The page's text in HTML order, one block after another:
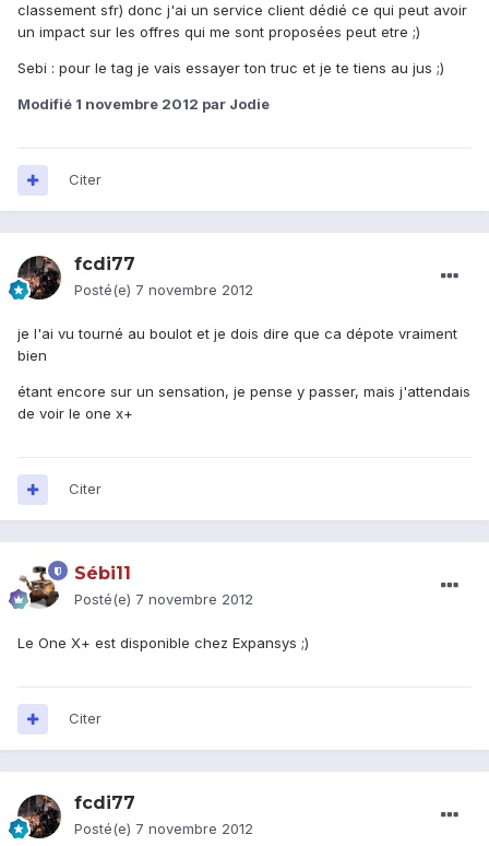
classement sfr) donc j'ai un service client dédié ce qui peut avoir
un impact sur les offres qui me sont proposées peut etre ;)
Sebi : pour le tag je vais essayer ton truc et je te tiens au jus ;)
Modifié 1 novembre 2012 par Jodie
Citer
fcdi77
Posté(e) 7 novembre 2012
je l'ai vu tourné au boulot et je dois dire que ca dépote vraiment
bien
étant encore sur un sensation, je pense y passer, mais j'attendais
de voir le one x+
Citer
Sébi11
Posté(e) 7 novembre 2012
Le One X+ est disponible chez Expansys ;)
Citer
fcdi77
Posté(e) 7 novembre 2012